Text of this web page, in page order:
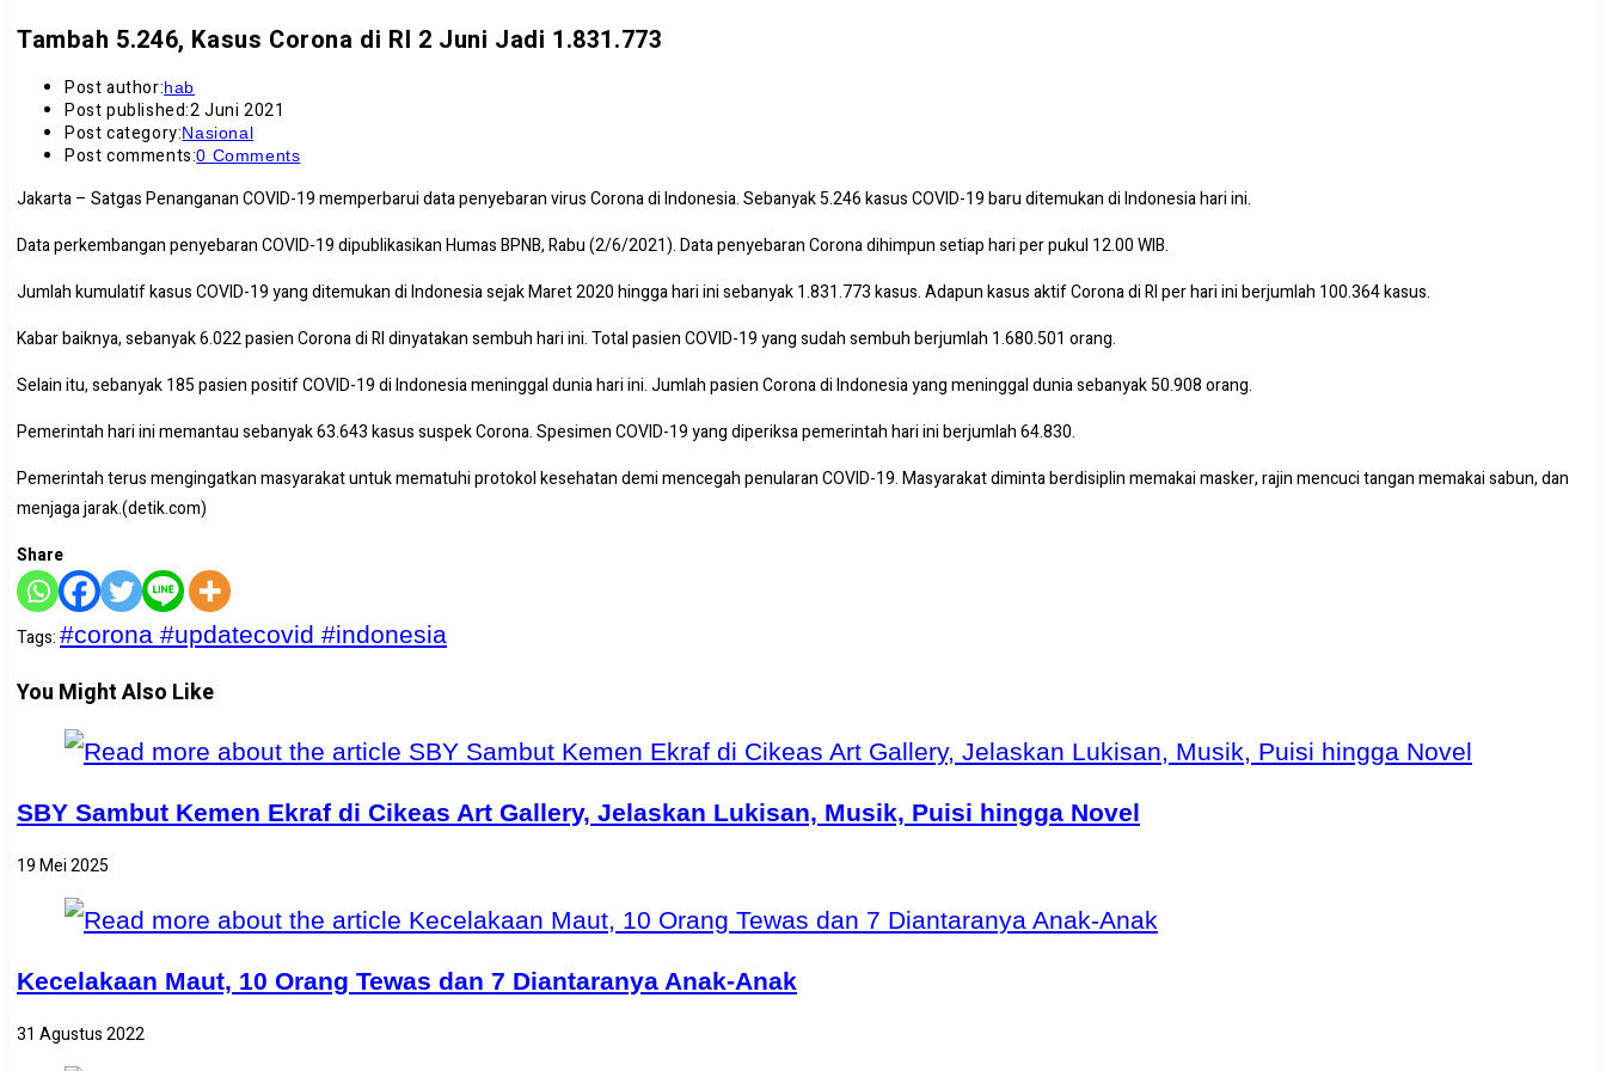
Tambah 5.246, Kasus Corona di RI 2 Juni Jadi 1.831.773
Post author:hab
Post published:2 Juni 2021
Post category:Nasional
Post comments:0 Comments
Jakarta – Satgas Penanganan COVID-19 memperbarui data penyebaran virus Corona di Indonesia. Sebanyak 5.246 kasus COVID-19 baru ditemukan di Indonesia hari ini.
Data perkembangan penyebaran COVID-19 dipublikasikan Humas BPNB, Rabu (2/6/2021). Data penyebaran Corona dihimpun setiap hari per pukul 12.00 WIB.
Jumlah kumulatif kasus COVID-19 yang ditemukan di Indonesia sejak Maret 2020 hingga hari ini sebanyak 1.831.773 kasus. Adapun kasus aktif Corona di RI per hari ini berjumlah 100.364 kasus.
Kabar baiknya, sebanyak 6.022 pasien Corona di RI dinyatakan sembuh hari ini. Total pasien COVID-19 yang sudah sembuh berjumlah 1.680.501 orang.
Selain itu, sebanyak 185 pasien positif COVID-19 di Indonesia meninggal dunia hari ini. Jumlah pasien Corona di Indonesia yang meninggal dunia sebanyak 50.908 orang.
Pemerintah hari ini memantau sebanyak 63.643 kasus suspek Corona. Spesimen COVID-19 yang diperiksa pemerintah hari ini berjumlah 64.830.
Pemerintah terus mengingatkan masyarakat untuk mematuhi protokol kesehatan demi mencegah penularan COVID-19. Masyarakat diminta berdisiplin memakai masker, rajin mencuci tangan memakai sabun, dan
menjaga jarak.(detik.com)
Share
Tags:#corona #updatecovid #indonesia
You Might Also Like
SBY Sambut Kemen Ekraf di Cikeas Art Gallery, Jelaskan Lukisan, Musik, Puisi hingga Novel
19 Mei 2025
Kecelakaan Maut, 10 Orang Tewas dan 7 Diantaranya Anak-Anak
31 Agustus 2022